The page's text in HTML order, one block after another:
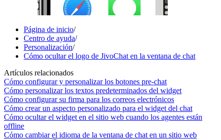
Página de inicio/
Centro de ayuda/
Personalización/
Cómo ocultar el logo de JivoChat en la ventana de chat
Artículos relacionados
Cómo configurar y personalizar los botones pre-chat
Cómo personalizar los textos predeterminados del widget
Cómo configurar su firma para los correos electrónicos
Cómo crear un aspecto personalizado para el widget del chat
Cómo ocultar el widget en el sitio web cuando los agentes están
offline
Cómo cambiar el idioma de la ventana de chat en un sitio web